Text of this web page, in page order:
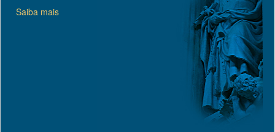
Saiba mais